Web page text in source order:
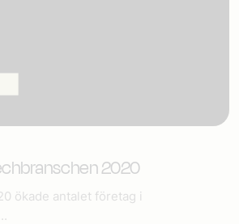
2020
ökade antalet företag i